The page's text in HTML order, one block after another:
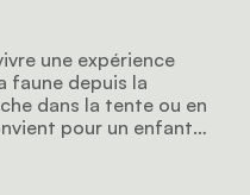
une expérience
faune depuis la
dans la tente ou en
pour un enfant